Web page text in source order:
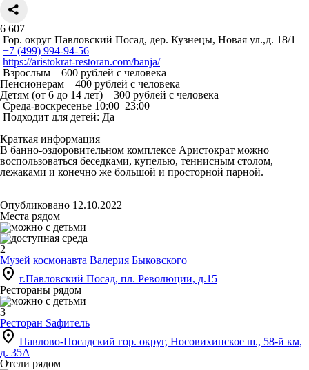
6 607
Гор. округ Павловский Посад, дер. Кузнецы, Новая ул.,д. 18/1
+7 (499) 994-94-56
https://aristokrat-restoran.com/banja/
Взрослым – 600 рублей с человека
Пенсионерам – 400 рублей с человека
Детям (от 6 до 14 лет) – 300 рублей с человека
Среда-воскресенье 10:00–23:00
Подходит для детей: Да
Краткая информация
В банно-оздоровительном комплексе Аристократ можно
воспользоваться беседками, купелью, теннисным столом,
лежаками и конечно же большой и просторной парной.
Опубликовано 12.10.2022
Места рядом
2
Музей космонавта Валерия Быковского
location_on г.Павловский Посад, пл. Революции, д.15
Рестораны рядом
3
Ресторан Sафитель
location_on Павлово-Посадский гор. округ, Носовихинское ш., 58-й км,
д. 35А
Отели рядом